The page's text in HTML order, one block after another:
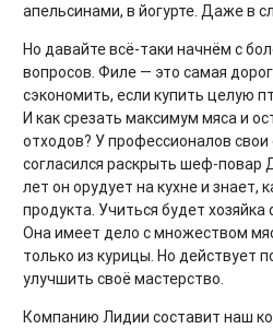
апельсинами, в йогурте. Даже в
Но давайте всё-таки начнём с
вопросов. Филе — это самая
сэкономить, если купить целую
И как срезать максимум мяса и
отходов? У профессионалов
согласился раскрыть шеф-повар
лет он орудует на кухне и знает,
продукта. Учиться будет
Она имеет дело с множеством
только из курицы. Но действует
улучшить своё мастерство.
Компанию Лидии составит наш